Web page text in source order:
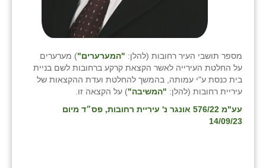
מספר תושבי העיר רחובות (להלן: "המערערים") מערערים
על החלטת העירייה לאשר הקצאת קרקע ברחובות לשם בניית
בית כנסת ע"י עמותה, בהמשך להחלטת ועדת ההקצאות של
עיריית רחובות (להלן: "המשיבה") על הקצאה זו.
עע"מ 576/22 אונגר נ' עיריית רחובות
, פס״ד מיום
14/09/23
כפר סבא (אגרא)
מגשימים
מישר
מכורה